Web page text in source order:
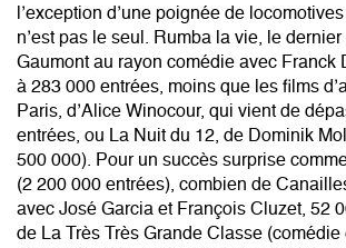
l’exception d’une poignée de
n’est pas le seul. Rumba la vie, le
Gaumont au rayon comédie avec Franck
à 283 000 entrées, moins que les films
Paris, d’Alice Winocour, qui vient de
entrées, ou La Nuit du 12, de Dominik
500 000). Pour un succès surprise
(2 200 000 entrées), combien de
avec José Garcia et François Cluzet, 52
de La Très Très Grande Classe